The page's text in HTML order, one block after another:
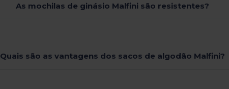
As mochilas de ginásio Malfini são resistentes?
Quais são as vantagens dos sacos de algodão Malfini?